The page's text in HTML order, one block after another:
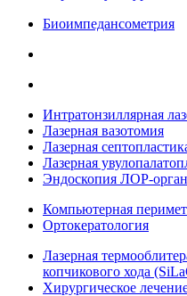
Биоимпедансометрия
Интратонзиллярная
Лазерная вазотомия
Лазерная
Лазерная
Эндоскопия ЛОР-
Компьютерная
Ортокератология
Лазерная
копчикового хода
Хирургическое